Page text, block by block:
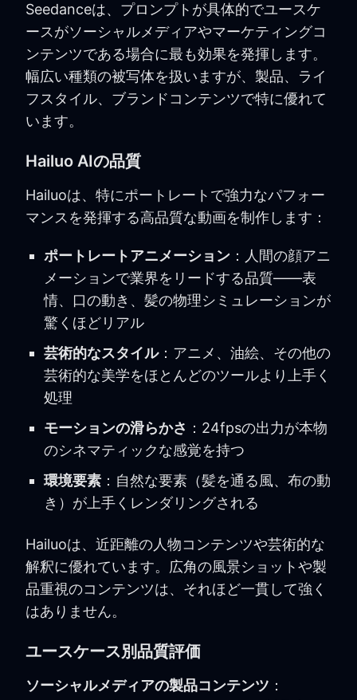
Seedanceは、プロンプトが具体的でユースケ
ースがソーシャルメディアやマーケティングコ
ンテンツである場合に最も効果を発揮します。
幅広い種類の被写体を扱いますが、製品、ライ
フスタイル、ブランドコンテンツで特に優れて
います。
Hailuo AIの品質
Hailuoは、特にポートレートで強力なパフォー
マンスを発揮する高品質な動画を制作します：
ポートレートアニメーション：人間の顔アニ
メーションで業界をリードする品質——表
情、口の動き、髪の物理シミュレーションが
驚くほどリアル
芸術的なスタイル：アニメ、油絵、その他の
芸術的な美学をほとんどのツールより上手く
処理
モーションの滑らかさ ：24fpsの出力が本物
のシネマティックな感覚を持つ
環境要素：自然な要素（髪を通る風、布の動
き）が上手くレンダリングされる
Hailuoは、近距離の人物コンテンツや芸術的な
解釈に優れています。広角の風景ショットや製
品重視のコンテンツは、それほど一貫して強く
はありません。
ユースケース別品質評価
ソーシャルメディアの製品コンテンツ ：